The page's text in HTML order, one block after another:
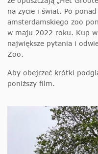
na życie i świat. Po
amsterdamskiego zoo
w maju 2022 roku. Kup
największe pytania i
Zoo.
Aby obejrzeć krótki
poniższy film.